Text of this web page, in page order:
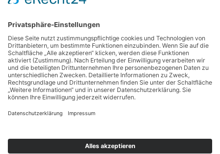
Material: Farbe
Unser Newsletter
Information
Bestellung